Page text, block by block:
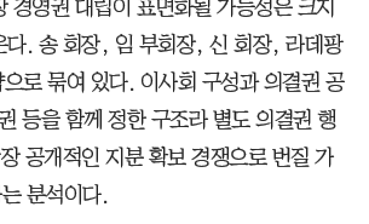
경영권 대립이 표면화될 가능성은 크지
다. 송 회장, 임 부회장, 신 회장, 라데팡
로 묶여 있다. 이사회 구성과 의결권 공
등을 함께 정한 구조라 별도 의결권 행
공개적인 지분 확보 경쟁으로 번질 가
분석이다.